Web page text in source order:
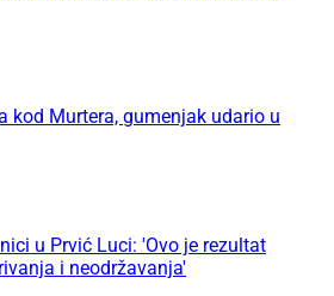
kod Murtera, gumenjak udario u
u Prvić Luci: 'Ovo je rezultat
i neodržavanja'